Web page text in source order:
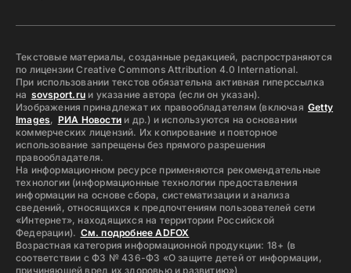
Текстовые материалы, созданные редакцией, распространяются
по лицензии Creative Commons Attribution 4.0 International.
При использовании текстов обязательна активная гиперссылка
на sovsport.ruи указание автора (если он указан).
Изображения принадлежат их правообладателям (включая Getty
Images, РИА Новости и др.) и используются на основании
коммерческих лицензий. Их копирование и повторное
использование запрещены без прямого разрешения
правообладателя.
На информационном ресурсе применяются рекомендательные
технологии (информационные технологии предоставления
информации на основе сбора, систематизации и анализа
сведений, относящихся к предпочтениям пользователей сети
«Интернет», находящихся на территории Российской
Федерации). См. подробнее ADFOX
Возрастная категория информационной продукции: 18+ (в
соответствии с ФЗ № 436-ФЗ «О защите детей от информации,
причиняющей вред их здоровью и развитию»)